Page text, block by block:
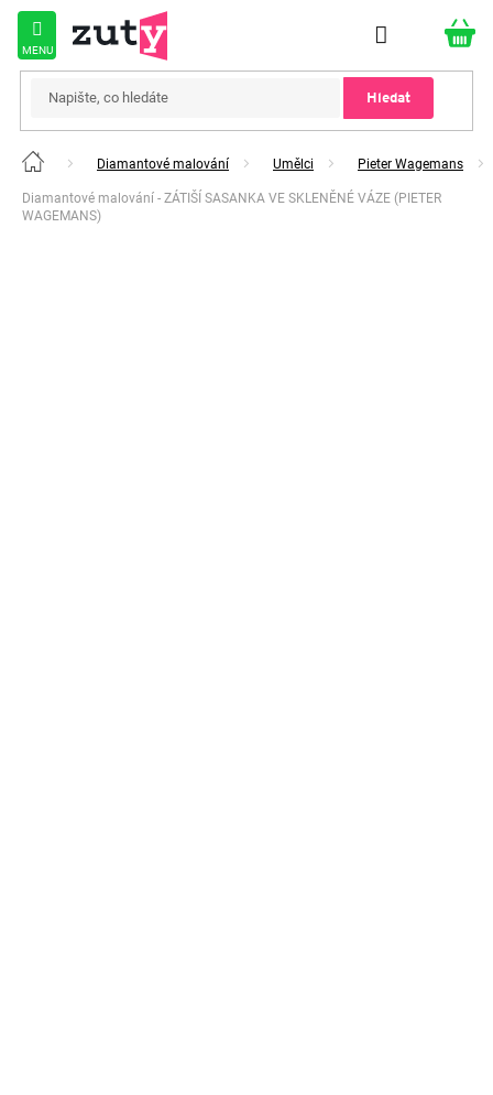
Přejít
obsah
Hledat
Domů Diamantové malování Umělci Pieter Wagemans
Diamantové malování - ZÁTIŠÍ SASANKA VE SKLENĚNÉ VÁZE (PIETER
WAGEMANS)